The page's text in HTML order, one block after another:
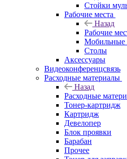
Стойки
Рабочие места
Назад
Рабочие
Мобильные
Столы
Аксессуары
Видеоконференцсвязь
Расходные материалы
Назад
Расходные
Тонер-картридж
Картридж
Девелопер
Блок проявки
Барабан
Прочее